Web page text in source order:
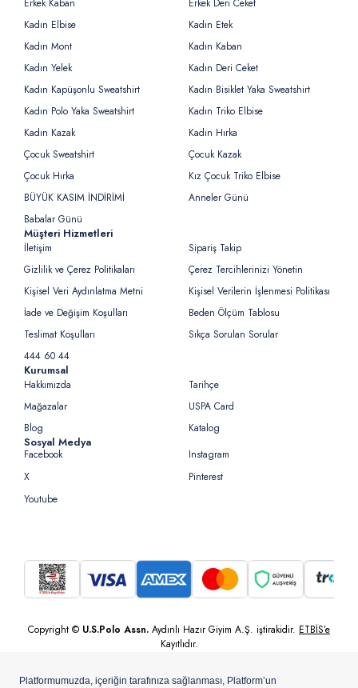
Erkek Kaban
Erkek Deri Ceket
Kadın Elbise
Kadın Etek
Kadın Mont
Kadın Kaban
Kadın Yelek
Kadın Deri Ceket
Kadın Kapüşonlu Sweatshirt
Kadın Bisiklet Yaka Sweatshirt
Kadın Polo Yaka Sweatshirt
Kadın Triko Elbise
Kadın Kazak
Kadın Hırka
Çocuk Sweatshirt
Çocuk Kazak
Çocuk Hırka
Kız Çocuk Triko Elbise
BÜYÜK KASIM İNDİRİMİ
Anneler Günü
Babalar Günü
Müşteri Hizmetleri
İletişim
Sipariş Takip
Gizlilik ve Çerez Politikaları
Çerez Tercihlerinizi Yönetin
Kişisel Veri Aydınlatma Metni
Kişisel Verilerin İşlenmesi Politikası
İade ve Değişim Koşulları
Beden Ölçüm Tablosu
Teslimat Koşulları
Sıkça Sorulan Sorular
444 60 44
Kurumsal
Hakkımızda
Tarihçe
Mağazalar
USPA Card
Blog
Katalog
Sosyal Medya
Facebook
Instagram
X
Pinterest
Youtube
Copyright © U.S.Polo Assn. Aydınlı Hazır Giyim A.Ş. iştirakidir. ETBİS’e
Kayıtlıdır.